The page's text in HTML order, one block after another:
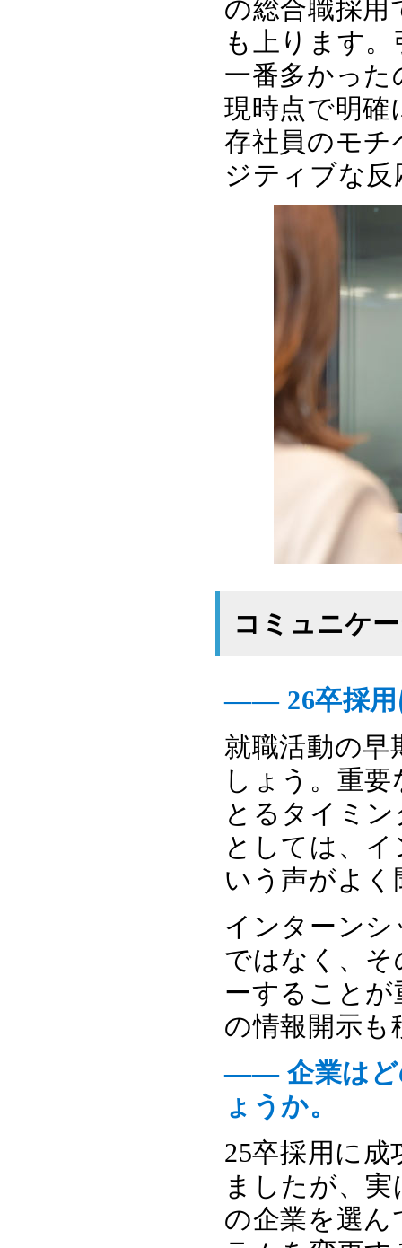
の総合職採用
も上ります
一番多かった
現時点で明確
存社員のモ
ジティブな
コミュニケ
―― 26卒採用
就職活動の早
しょう。重
とるタイミ
としては、
いう声がよ
インターン
ではなく、
ーすること
の情報開示
―― 企業はど
ょうか。
25卒採用に
ましたが、
の企業を選